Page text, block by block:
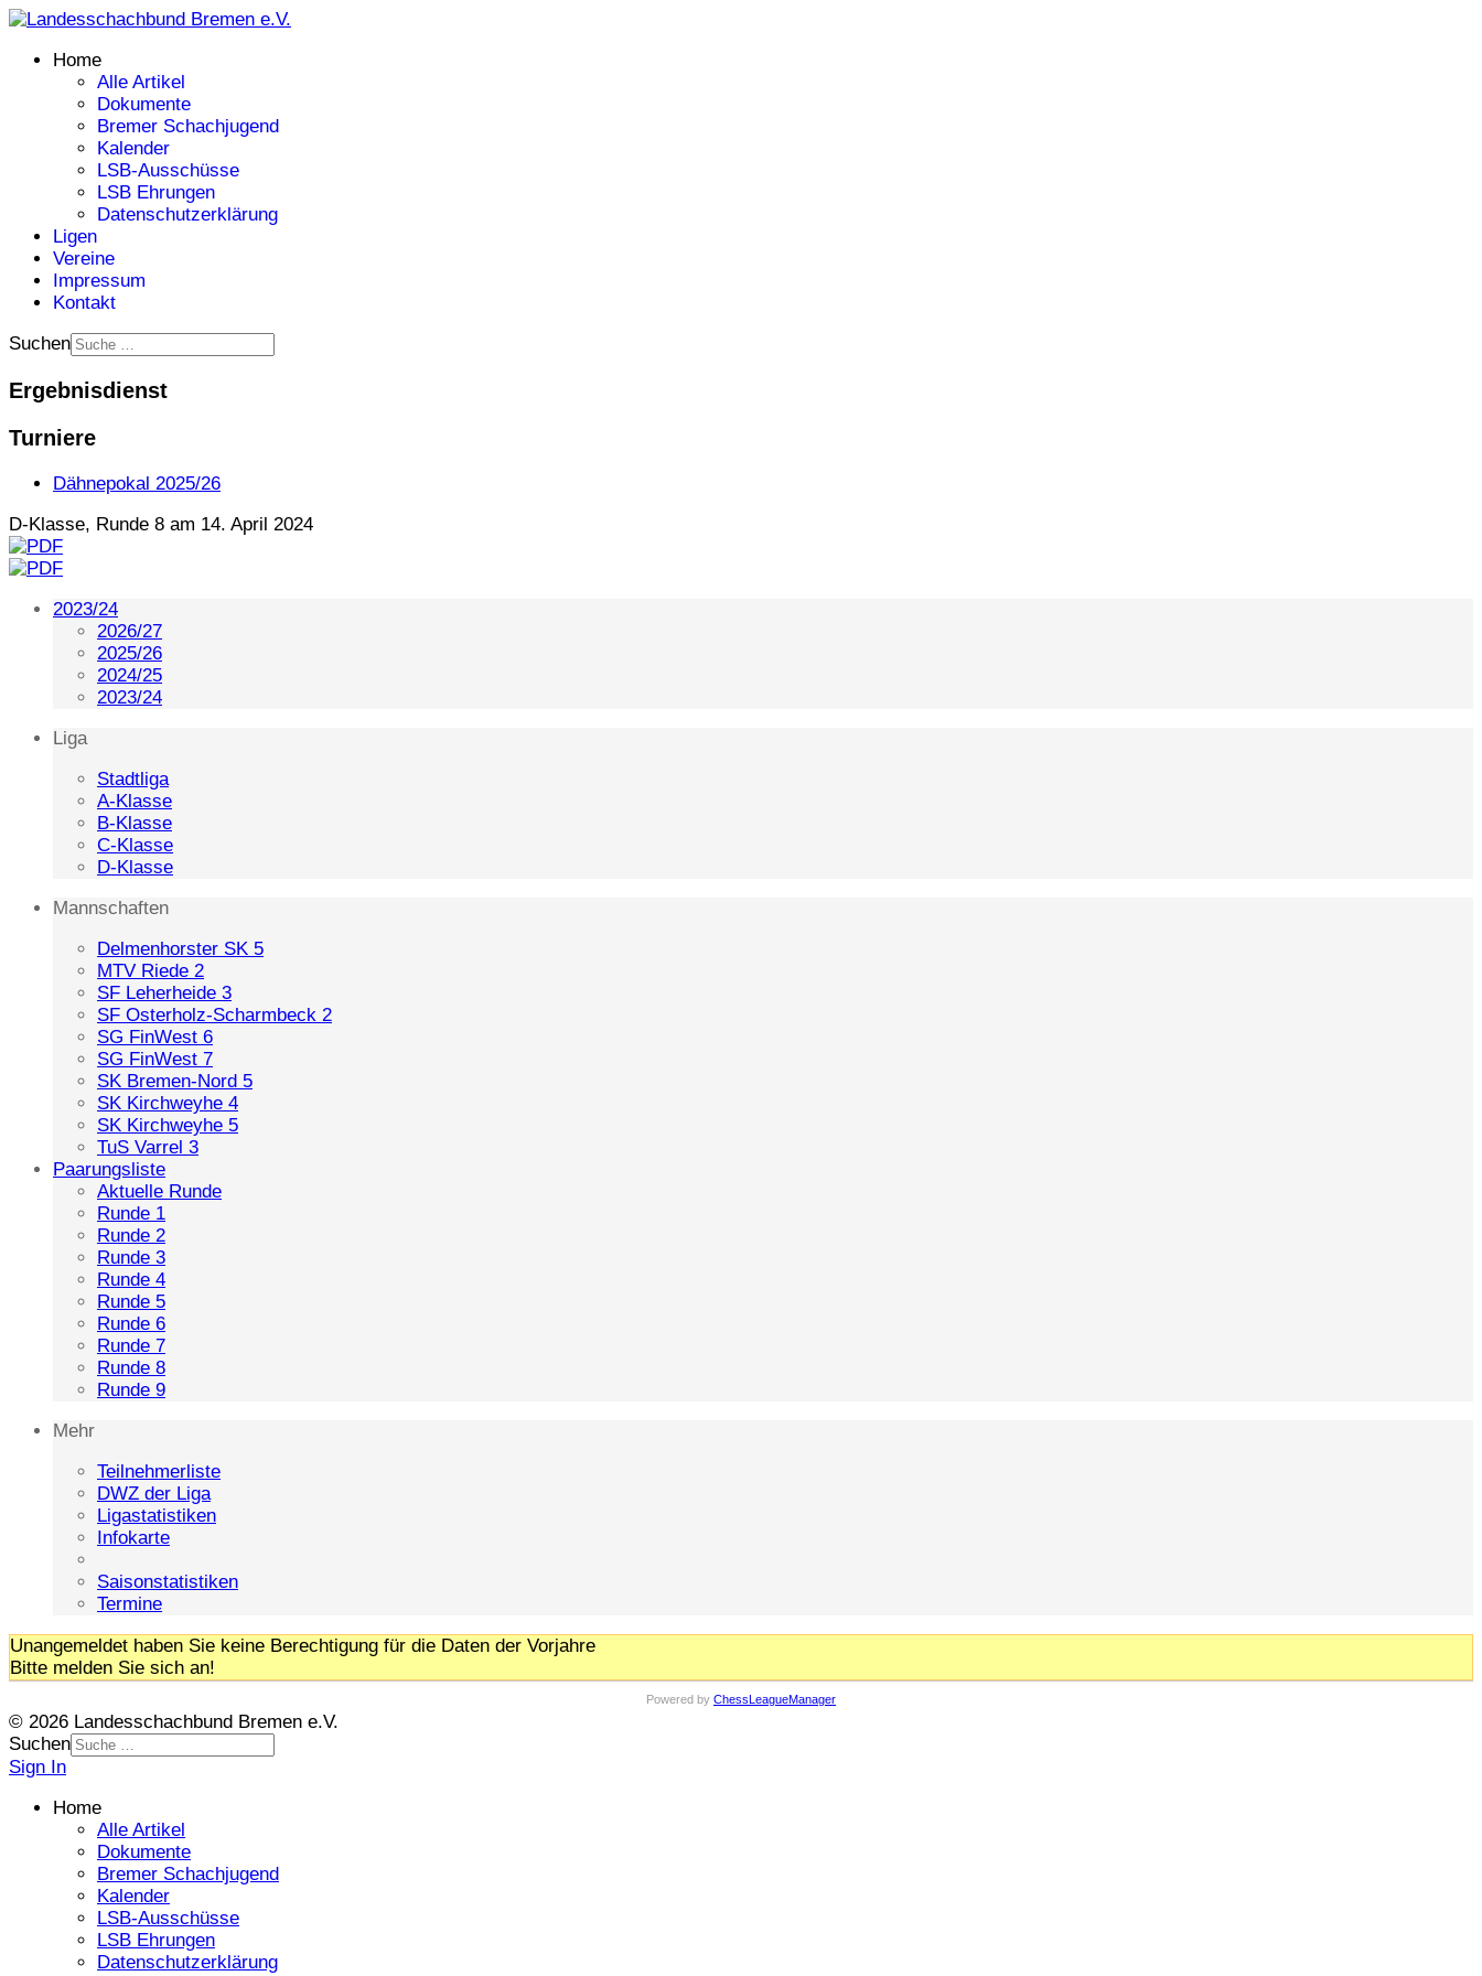
Home
Alle Artikel
Dokumente
Bremer Schachjugend
Kalender
LSB-Ausschüsse
LSB Ehrungen
Datenschutzerklärung
Ligen
Vereine
Impressum
Kontakt
Suchen
Ergebnisdienst
Turniere
Dähnepokal 2025/26
D-Klasse, Runde 8 am 14. April 2024
2023/24
2026/27
2025/26
2024/25
2023/24
Liga
Stadtliga
A-Klasse
B-Klasse
C-Klasse
D-Klasse
Mannschaften
Delmenhorster SK 5
MTV Riede 2
SF Leherheide 3
SF Osterholz-Scharmbeck 2
SG FinWest 6
SG FinWest 7
SK Bremen-Nord 5
SK Kirchweyhe 4
SK Kirchweyhe 5
TuS Varrel 3
Paarungsliste
Aktuelle Runde
Runde 1
Runde 2
Runde 3
Runde 4
Runde 5
Runde 6
Runde 7
Runde 8
Runde 9
Mehr
Teilnehmerliste
DWZ der Liga
Ligastatistiken
Infokarte
Saisonstatistiken
Termine
Unangemeldet haben Sie keine Berechtigung für die Daten der Vorjahre
Bitte melden Sie sich an!
Powered by ChessLeagueManager
© 2026 Landesschachbund Bremen e.V.
Suchen
Sign In
Home
Alle Artikel
Dokumente
Bremer Schachjugend
Kalender
LSB-Ausschüsse
LSB Ehrungen
Datenschutzerklärung